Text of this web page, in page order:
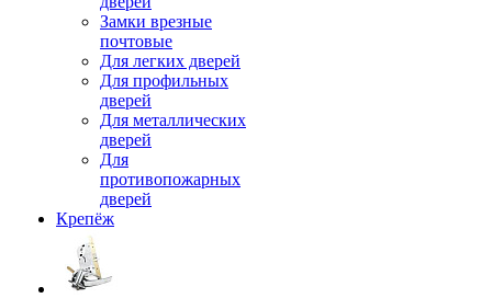
Замки врезные
почтовые
Для легких дверей
Для профильных
дверей
Для металлических
дверей
Для
противопожарных
дверей
Крепёж